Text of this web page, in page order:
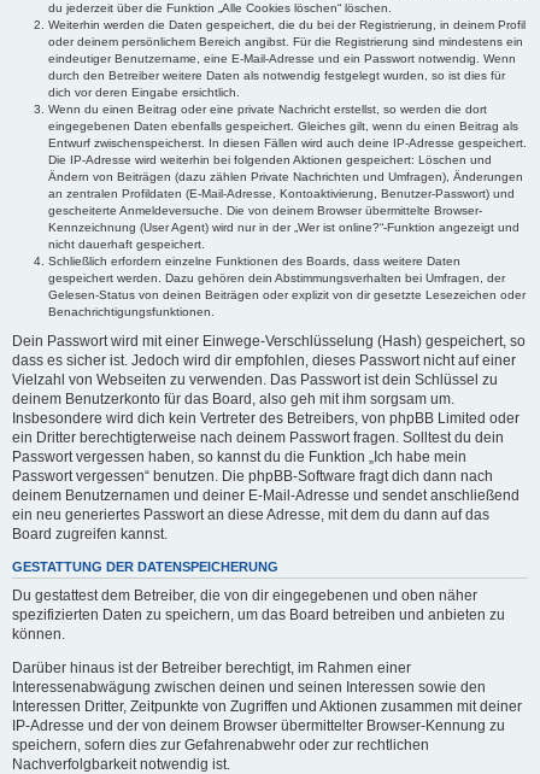
du jederzeit über die Funktion „Alle Cookies löschen“ löschen.
Weiterhin werden die Daten gespeichert, die du bei der Registrierung, in deinem Profil
oder deinem persönlichem Bereich angibst. Für die Registrierung sind mindestens ein
eindeutiger Benutzername, eine E-Mail-Adresse und ein Passwort notwendig. Wenn
durch den Betreiber weitere Daten als notwendig festgelegt wurden, so ist dies für
dich vor deren Eingabe ersichtlich.
Wenn du einen Beitrag oder eine private Nachricht erstellst, so werden die dort
eingegebenen Daten ebenfalls gespeichert. Gleiches gilt, wenn du einen Beitrag als
Entwurf zwischenspeicherst. In diesen Fällen wird auch deine IP-Adresse gespeichert.
Die IP-Adresse wird weiterhin bei folgenden Aktionen gespeichert: Löschen und
Ändern von Beiträgen (dazu zählen Private Nachrichten und Umfragen), Änderungen
an zentralen Profildaten (E-Mail-Adresse, Kontoaktivierung, Benutzer-Passwort) und
gescheiterte Anmeldeversuche. Die von deinem Browser übermittelte Browser-
Kennzeichnung (User Agent) wird nur in der „Wer ist online?“-Funktion angezeigt und
nicht dauerhaft gespeichert.
Schließlich erfordern einzelne Funktionen des Boards, dass weitere Daten
gespeichert werden. Dazu gehören dein Abstimmungsverhalten bei Umfragen, der
Gelesen-Status von deinen Beiträgen oder explizit von dir gesetzte Lesezeichen oder
Benachrichtigungsfunktionen.
Dein Passwort wird mit einer Einwege-Verschlüsselung (Hash) gespeichert, so
dass es sicher ist. Jedoch wird dir empfohlen, dieses Passwort nicht auf einer
Vielzahl von Webseiten zu verwenden. Das Passwort ist dein Schlüssel zu
deinem Benutzerkonto für das Board, also geh mit ihm sorgsam um.
Insbesondere wird dich kein Vertreter des Betreibers, von phpBB Limited oder
ein Dritter berechtigterweise nach deinem Passwort fragen. Solltest du dein
Passwort vergessen haben, so kannst du die Funktion „Ich habe mein
Passwort vergessen“ benutzen. Die phpBB-Software fragt dich dann nach
deinem Benutzernamen und deiner E-Mail-Adresse und sendet anschließend
ein neu generiertes Passwort an diese Adresse, mit dem du dann auf das
Board zugreifen kannst.
GESTATTUNG DER DATENSPEICHERUNG
Du gestattest dem Betreiber, die von dir eingegebenen und oben näher
spezifizierten Daten zu speichern, um das Board betreiben und anbieten zu
können.
Darüber hinaus ist der Betreiber berechtigt, im Rahmen einer
Interessenabwägung zwischen deinen und seinen Interessen sowie den
Interessen Dritter, Zeitpunkte von Zugriffen und Aktionen zusammen mit deiner
IP-Adresse und der von deinem Browser übermittelter Browser-Kennung zu
speichern, sofern dies zur Gefahrenabwehr oder zur rechtlichen
Nachverfolgbarkeit notwendig ist.